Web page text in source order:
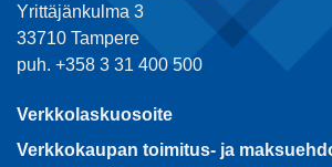
Yrittäjänkulma 3
33710 Tampere
puh. +358 3 31 400 500
Verkkolaskuosoite
Verkkokaupan toimitus- ja